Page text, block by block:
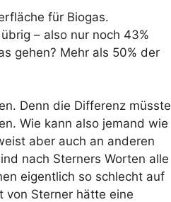
für Biogas.
– also nur noch 43%
gehen? Mehr als 50% der
Denn die Differenz müsste
Wie kann also jemand wie
aber auch an anderen
nach Sterners Worten alle
eigentlich so schlecht auf
von Sterner hätte eine